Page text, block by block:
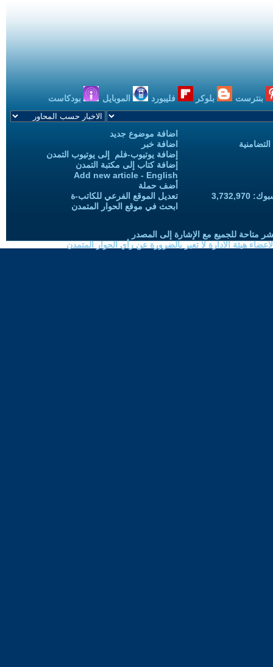
بنترست بلوكر فليبورد الموبايل بودكاست
اضافة موضوع جديد
اضافة خبر
إضافة يوتيوب-فلم إلى يوتيوب التمدن
إضافة كتاب إلى مكتبة التمدن
Add new article - English
أضف حملة
تعديل الموقع الفرعي للكاتب-ة
ابحث في موقع الحوار المتمدن
متاحة للجميع مع الإشارة إلى المصدر
هيئة الادارة لا تعبر بالضرورة عن رأي الحوار المتمدن